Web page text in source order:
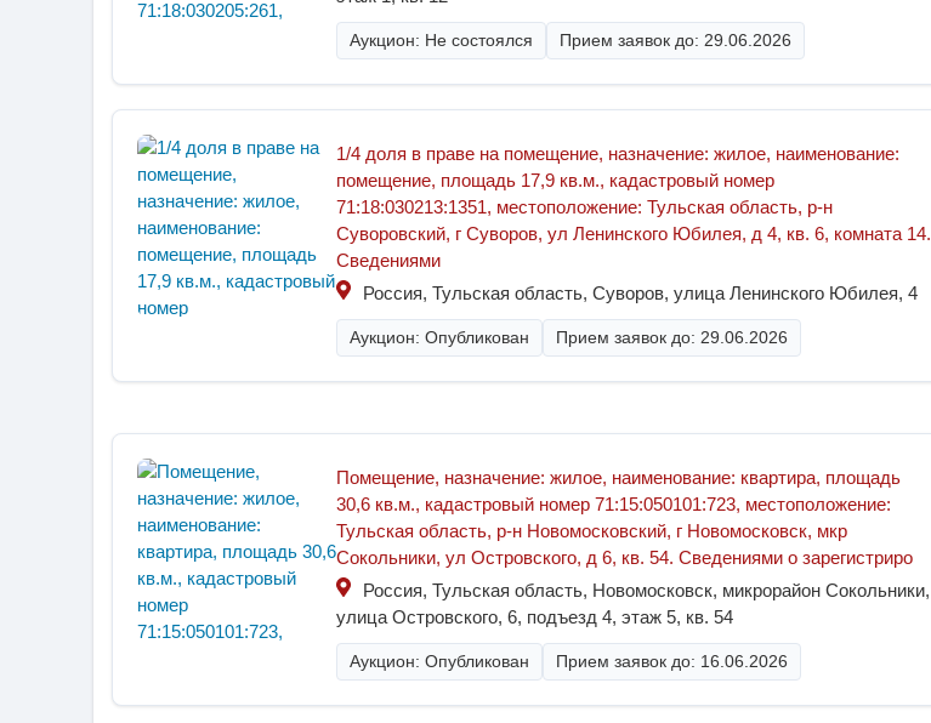
Аукцион: Не состоялся Прием заявок до: 29.06.2026
1/4 доля в праве на помещение, назначение: жилое, наименование:
помещение, площадь 17,9 кв.м., кадастровый номер
71:18:030213:1351, местоположение: Тульская область, р-н
Суворовский, г Суворов, ул Ленинского Юбилея, д 4, кв. 6, комната 14.
Сведениями
Россия, Тульская область, Суворов, улица Ленинского Юбилея, 4
Аукцион: Опубликован Прием заявок до: 29.06.2026
Помещение, назначение: жилое, наименование: квартира, площадь
30,6 кв.м., кадастровый номер 71:15:050101:723, местоположение:
Тульская область, р-н Новомосковский, г Новомосковск, мкр
Сокольники, ул Островского, д 6, кв. 54. Сведениями о зарегистриро
Россия, Тульская область, Новомосковск, микрорайон Сокольники,
улица Островского, 6, подъезд 4, этаж 5, кв. 54
Аукцион: Опубликован Прием заявок до: 16.06.2026